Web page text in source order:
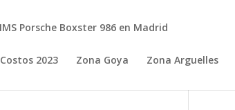
Porsche Boxster 986 en Madrid
2023 Zona Goya Zona Arguelles